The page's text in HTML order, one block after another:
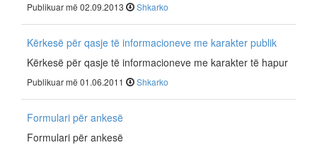
Publikuar më 02.09.2013 Shkarko
Kërkesë për qasje të informacioneve me karakter publik
Kërkesë për qasje të informacioneve me karakter të hapur
Publikuar më 01.06.2011 Shkarko
Formulari për ankesë
Formulari për ankesë